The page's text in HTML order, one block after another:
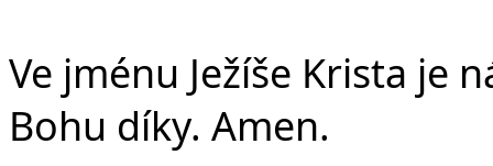
Ve jménu Ježíše Krista je
Bohu díky. Amen.